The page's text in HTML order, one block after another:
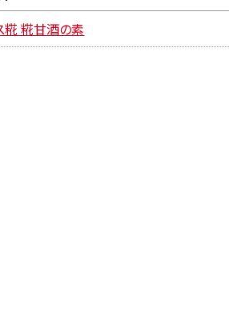
糀 糀甘酒の素